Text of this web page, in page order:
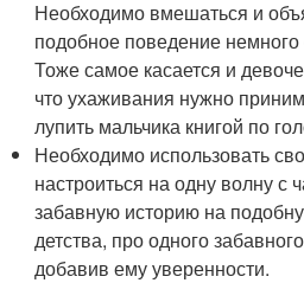
Необходимо вмешаться и
подобное поведение немного
Тоже самое касается и
что ухаживания нужно
лупить мальчика книгой по
Необходимо использовать
настроиться на одну волну с
забавную историю на
детства, про одного
добавив ему уверенности.